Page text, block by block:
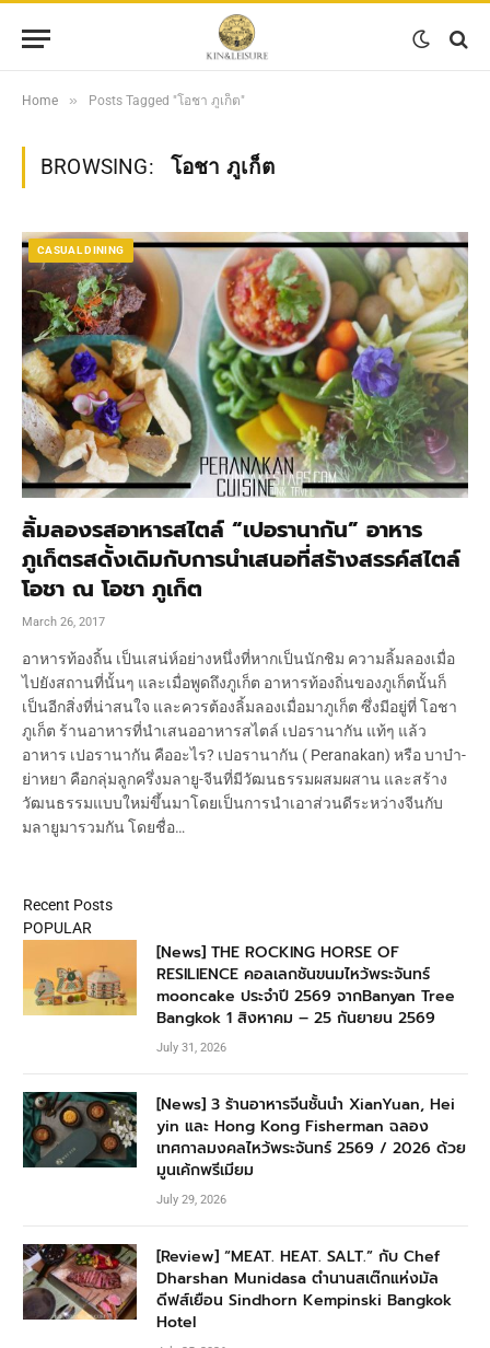
Home » Posts Tagged "โอชา ภูเก็ต"
BROWSING: โอชา ภูเก็ต
CASUAL DINING
ลิ้มลองรสอาหารสไตล์ “เปอรานากัน” อาหาร
ภูเก็ตรสดั้งเดิมกับการนำเสนอที่สร้างสรรค์สไตล์
โอชา ณ โอชา ภูเก็ต
March 26, 2017
อาหารท้องถิ้น เป็นเสน่ห์อย่างหนึ่งที่หากเป็นนักชิม ความลิ้มลองเมื่อ
ไปยังสถานที่นั้นๆ และเมื่อพูดถึงภูเก็ต อาหารท้องถิ่นของภูเก็ตนั้นก็
เป็นอีกสิ่งที่น่าสนใจ และควรต้องลิ้มลองเมื่อมาภูเก็ต ซึ่งมีอยู่ที่ โอชา
ภูเก็ต ร้านอาหารที่นำเสนออาหารสไตล์ เปอรานากัน แท้ๆ แล้ว
อาหาร เปอรานากัน คืออะไร? เปอรานากัน ( Peranakan) หรือ บาบ๋า-
ย่าหยา คือกลุ่มลูกครึ่งมลายู-จีนที่มีวัฒนธรรมผสมผสาน และสร้าง
วัฒนธรรมแบบใหม่ขึ้นมาโดยเป็นการนำเอาส่วนดีระหว่างจีนกับ
มลายูมารวมกัน โดยชื่อ…
Recent Posts
POPULAR
[News] THE ROCKING HORSE OF
RESILIENCE คอลเลกชันขนมไหว้พระจันทร์
mooncake ประจำปี 2569 จากBanyan Tree
Bangkok 1 สิงหาคม – 25 กันยายน 2569
July 31, 2026
[News] 3 ร้านอาหารจีนชั้นนำ XianYuan, Hei
yin และ Hong Kong Fisherman ฉลอง
เทศกาลมงคลไหว้พระจันทร์ 2569 / 2026 ด้วย
มูนเค้กพรีเมียม
July 29, 2026
[Review] “MEAT. HEAT. SALT.” กับ Chef
Dharshan Munidasa ตำนานสเต๊กแห่งมัล
ดีฟส์เยือน Sindhorn Kempinski Bangkok
Hotel